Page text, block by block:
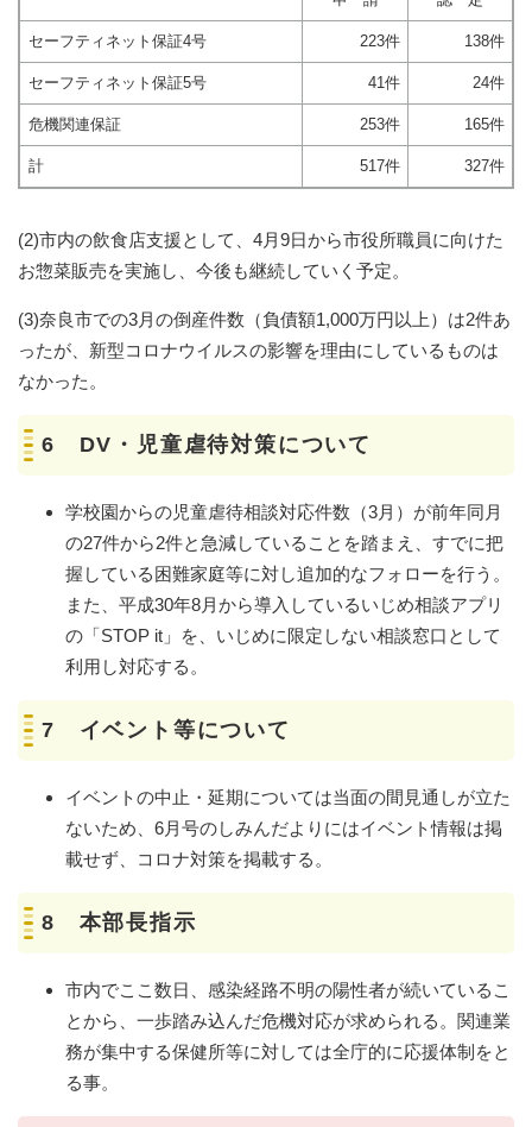
セーフティネット保証4号 223件 138件
セーフティネット保証5号 41件 24件
危機関連保証 253件 165件
計 517件 327件
(2)市内の飲食店支援として、4月9日から市役所職員に向けた
お惣菜販売を実施し、今後も継続していく予定。
(3)奈良市での3月の倒産件数（負債額1,000万円以上）は2件あ
ったが、新型コロナウイルスの影響を理由にしているものは
なかった。
6 DV・児童虐待対策について
学校園からの児童虐待相談対応件数（3月）が前年同月
の27件から2件と急減していることを踏まえ、すでに把
握している困難家庭等に対し追加的なフォローを行う。
また、平成30年8月から導入しているいじめ相談アプリ
の「STOP it」を、いじめに限定しない相談窓口として
利用し対応する。
7 イベント等について
イベントの中止・延期については当面の間見通しが立た
ないため、6月号のしみんだよりにはイベント情報は掲
載せず、コロナ対策を掲載する。
8 本部長指示
市内でここ数日、感染経路不明の陽性者が続いているこ
とから、一歩踏み込んだ危機対応が求められる。関連業
務が集中する保健所等に対しては全庁的に応援体制をと
る事。